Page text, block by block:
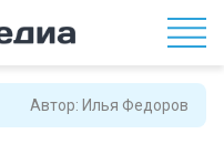
Автор: Илья Федоров